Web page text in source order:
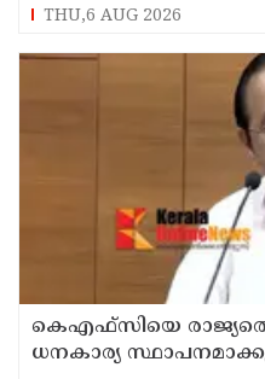
THU,6 AUG 2026
കെഎഫ്‌സിയെ
ധനകാര്യ